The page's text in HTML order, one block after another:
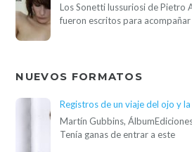
Los Sonetti lussuriosi de
fueron escritos para
NUEVOS FORMATOS
Registros de un viaje del ojo y
Martín Gubbins,
Tenía ganas de entrar a este